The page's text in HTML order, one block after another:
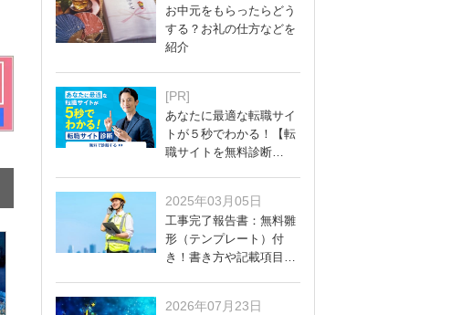
お中元をもらったらどう
する？お礼の仕方などを
紹介
[PR]
あなたに最適な転職サイ
トが５秒でわかる！【転
職サイトを無料診断…
2025年03月05日
工事完了報告書：無料雛
形（テンプレート）付
き！書き方や記載項目…
2026年07月23日